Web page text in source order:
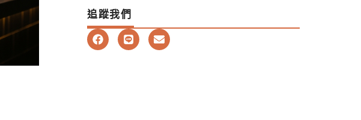
追蹤我們
F
a
L
i
E
n